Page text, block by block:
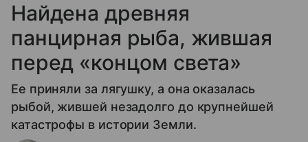
Найдена древняя
панцирная рыба, жившая
перед «концом света»
Ее приняли за лягушку, а она оказалась
рыбой, жившей незадолго до крупнейшей
катастрофы в истории Земли.